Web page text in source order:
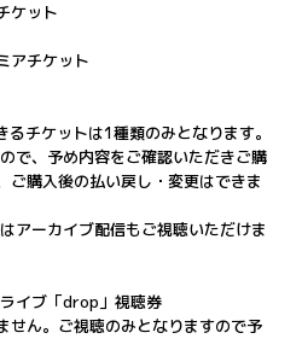
ケット
アチケット
チケットは1種類のみとなります。
で、予め内容をご確認いただきご購
ご購入後の払い戻し・変更はできま
アーカイブ配信もご視聴いただけま
イブ「drop」視聴券
ん。ご視聴のみとなりますので予